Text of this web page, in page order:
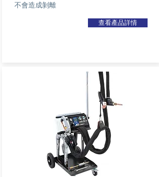
不會造成剝離
查看產品詳情